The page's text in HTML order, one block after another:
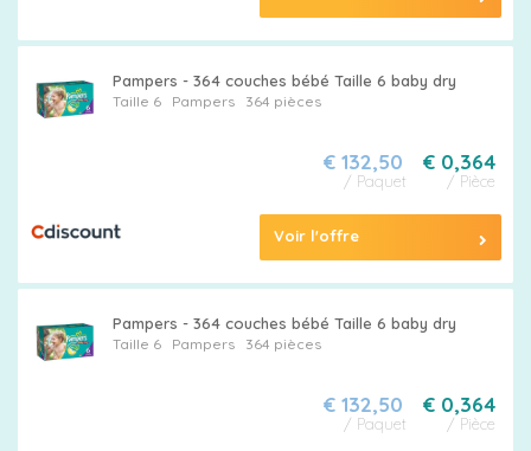
Pampers - 364 couches bébé Taille 6 baby dry
Taille 6 Pampers364 pièces
€ 0,364
/ Pièce
€ 132,50
/ Paquet
Voir l'offre
Pampers - 364 couches bébé Taille 6 baby dry
Taille 6 Pampers364 pièces
€ 0,364
/ Pièce
€ 132,50
/ Paquet